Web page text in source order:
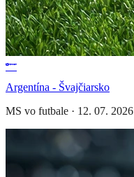
Argentína - Švajčiarsko
MS vo futbale · 12. 07. 2026